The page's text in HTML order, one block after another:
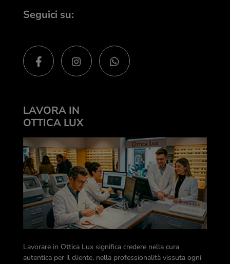
Seguici su:
LAVORA IN
OTTICA LUX
Lavorare in Ottica Lux significa credere nella cura
autentica per il cliente, nella professionalità vissuta ogni